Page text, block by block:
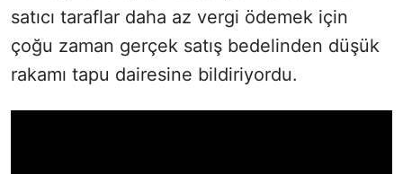
satıcı taraflar daha az vergi ödemek için
çoğu zaman gerçek satış bedelinden düşük
rakamı tapu dairesine bildiriyordu.